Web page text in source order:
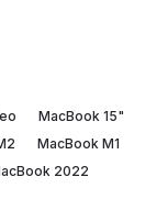
MacBook 15"
MacBook M1
2022